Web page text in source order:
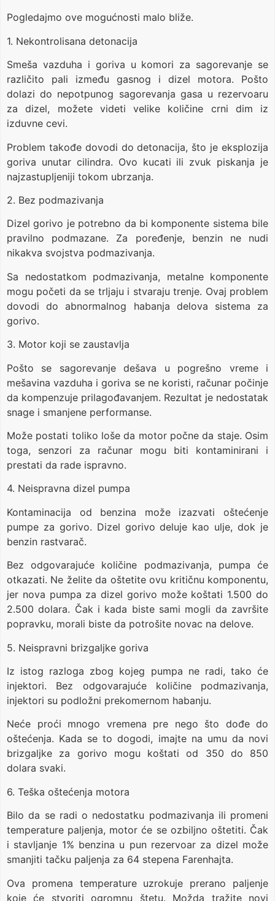
Pogledajmo ove mogućnosti malo bliže.
1. Nekontrolisana detonacija
Smeša vazduha i goriva u komori za sagorevanje se
različito pali između gasnog i dizel motora. Pošto
dolazi do nepotpunog sagorevanja gasa u rezervoaru
za dizel, možete videti velike količine crni dim iz
izduvne cevi.
Problem takođe dovodi do detonacija, što je eksplozija
goriva unutar cilindra. Ovo kucati ili zvuk piskanja je
najzastupljeniji tokom ubrzanja.
2. Bez podmazivanja
Dizel gorivo je potrebno da bi komponente sistema bile
pravilno podmazane. Za poređenje, benzin ne nudi
nikakva svojstva podmazivanja.
Sa nedostatkom podmazivanja, metalne komponente
mogu početi da se trljaju i stvaraju trenje. Ovaj problem
dovodi do abnormalnog habanja delova sistema za
gorivo.
3. Motor koji se zaustavlja
Pošto se sagorevanje dešava u pogrešno vreme i
mešavina vazduha i goriva se ne koristi, računar počinje
da kompenzuje prilagođavanjem. Rezultat je nedostatak
snage i smanjene performanse.
Može postati toliko loše da motor počne da staje. Osim
toga, senzori za računar mogu biti kontaminirani i
prestati da rade ispravno.
4. Neispravna dizel pumpa
Kontaminacija od benzina može izazvati oštećenje
pumpe za gorivo. Dizel gorivo deluje kao ulje, dok je
benzin rastvarač.
Bez odgovarajuće količine podmazivanja, pumpa će
otkazati. Ne želite da oštetite ovu kritičnu komponentu,
jer nova pumpa za dizel gorivo može koštati 1.500 do
2.500 dolara. Čak i kada biste sami mogli da završite
popravku, morali biste da potrošite novac na delove.
5. Neispravni brizgaljke goriva
Iz istog razloga zbog kojeg pumpa ne radi, tako će
injektori. Bez odgovarajuće količine podmazivanja,
injektori su podložni prekomernom habanju.
Neće proći mnogo vremena pre nego što dođe do
oštećenja. Kada se to dogodi, imajte na umu da novi
brizgaljke za gorivo mogu koštati od 350 do 850
dolara svaki.
6. Teška oštećenja motora
Bilo da se radi o nedostatku podmazivanja ili promeni
temperature paljenja, motor će se ozbiljno oštetiti. Čak
i stavljanje 1% benzina u pun rezervoar za dizel može
smanjiti tačku paljenja za 64 stepena Farenhajta.
Ova promena temperature uzrokuje prerano paljenje
koje će stvoriti ogromnu štetu. Možda tražite novi